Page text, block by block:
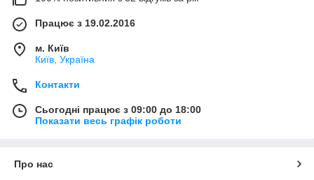
Працює з 19.02.2016
м. Київ
Київ, Україна
Контакти
Сьогодні працює з 09:00 до 18:00
Показати весь графік роботи
Про нас